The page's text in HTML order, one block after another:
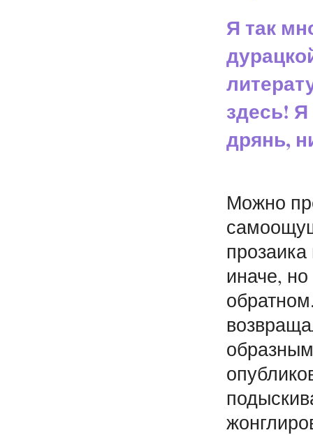
Я так
здесь!
дрянь,
Можно
иначе,